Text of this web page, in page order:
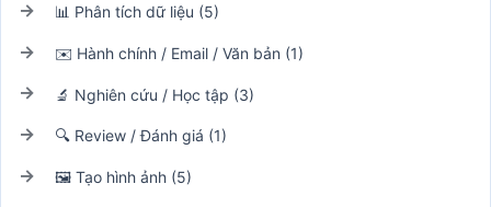
📊 Phân tích dữ liệu (5)
✉️ Hành chính / Email / Văn bản (1)
🔬 Nghiên cứu / Học tập (3)
🔍 Review / Đánh giá (1)
🖼️ Tạo hình ảnh (5)